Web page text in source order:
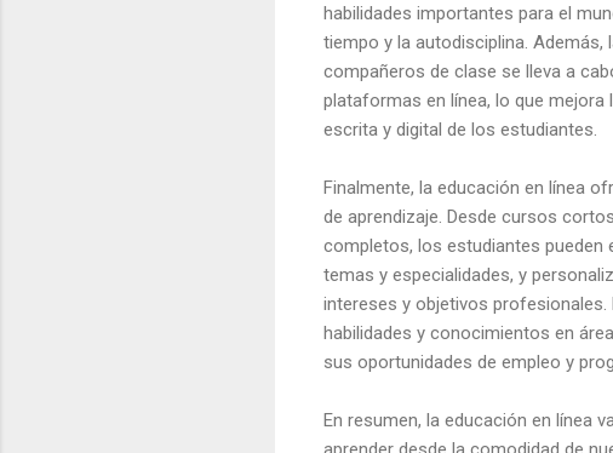
habilidades importantes para el
tiempo y la autodisciplina.
compañeros de clase se lleva a
plataformas en línea, lo que
escrita y digital de los estudiantes.
Finalmente, la educación en línea
de aprendizaje. Desde cursos
completos, los estudiantes pueden
temas y especialidades, y
intereses y objetivos profesionales.
habilidades y conocimientos en
sus oportunidades de empleo y
En resumen, la educación en línea